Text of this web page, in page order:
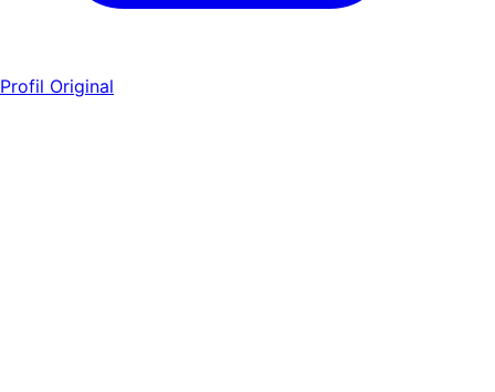
Profil Original